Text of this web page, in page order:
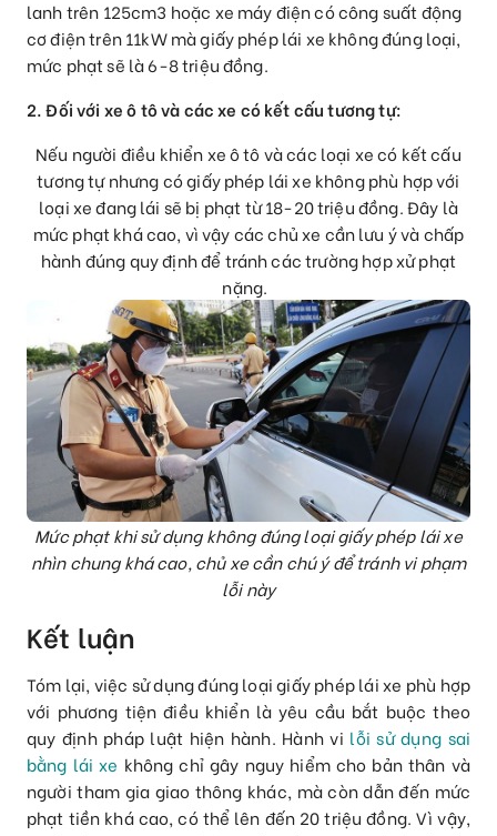
lanh trên 125cm3 hoặc xe máy điện có công suất động
cơ điện trên 11kW mà giấy phép lái xe không đúng loại,
mức phạt sẽ là 6-8 triệu đồng.
2. Đối với xe ô tô và các xe có kết cấu tương tự:
Nếu người điều khiển xe ô tô và các loại xe có kết cấu
tương tự nhưng có giấy phép lái xe không phù hợp với
loại xe đang lái sẽ bị phạt từ 18-20 triệu đồng. Đây là
mức phạt khá cao, vì vậy các chủ xe cần lưu ý và chấp
hành đúng quy định để tránh các trường hợp xử phạt
nặng.
Mức phạt khi sử dụng không đúng loại giấy phép lái xe
nhìn chung khá cao, chủ xe cần chú ý để tránh vi phạm
lỗi này
Kết luận
Tóm lại, việc sử dụng đúng loại giấy phép lái xe phù hợp
với phương tiện điều khiển là yêu cầu bắt buộc theo
quy định pháp luật hiện hành. Hành vi lỗi sử dụng sai
bằng lái xe không chỉ gây nguy hiểm cho bản thân và
người tham gia giao thông khác, mà còn dẫn đến mức
phạt tiền khá cao, có thể lên đến 20 triệu đồng. Vì vậy,